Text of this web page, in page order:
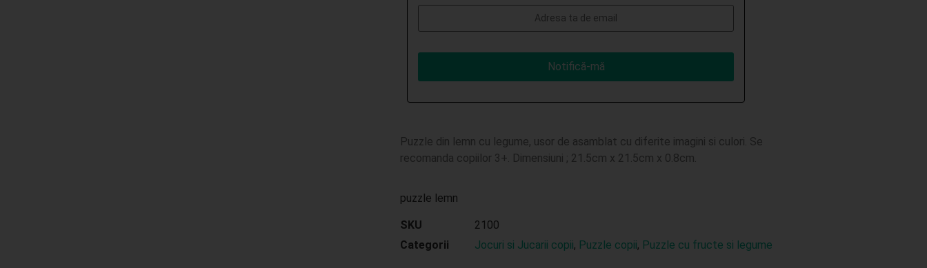
Notifică-mă
Puzzle din lemn cu legume, usor de asamblat cu diferite imagini si culori. Se
recomanda copiilor 3+. Dimensiuni ; 21.5cm x 21.5cm x 0.8cm.
puzzle lemn
SKU
2100
Categorii
Jocuri si Jucarii copii, Puzzle copii, Puzzle cu fructe si legume